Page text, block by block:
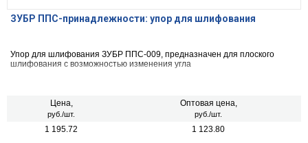
ЗУБР ППС-принадлежности: упор для шлифования
Упор для шлифования ЗУБР ППС-009, предназначен для плоского
шлифования с возможностью изменения угла
Цена,
руб./шт.
Оптовая цена,
руб./шт.
1 195.72 1 123.80